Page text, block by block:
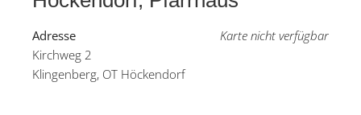
Karte nicht verfügbar
Adresse
Kirchweg 2
Klingenberg, OT Höckendorf